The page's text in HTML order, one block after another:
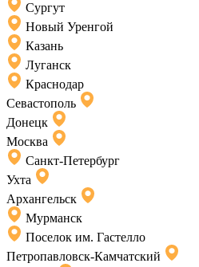
Сургут
Новый Уренгой
Казань
Луганск
Краснодар
Севастополь
Донецк
Москва
Санкт-Петербург
Ухта
Архангельск
Мурманск
Поселок им. Гастелло
Петропавловск-Камчатский